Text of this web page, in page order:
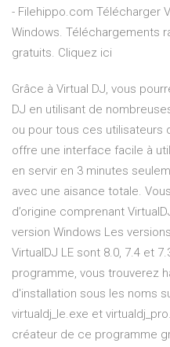
- Filehippo.com Télécharger
Windows. Téléchargements
gratuits. Cliquez ici
Grâce à Virtual DJ, vous
DJ en utilisant de
ou pour tous ces utilisateurs
offre une interface facile à
en servir en 3 minutes
avec une aisance totale.
d’origine comprenant
version Windows Les
VirtualDJ LE sont 8.0, 7.4 et
programme, vous trouverez
d'installation sous les noms
virtualdj_le.exe et
créateur de ce programme